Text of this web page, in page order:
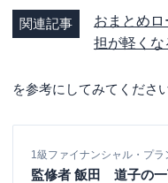
関連記事
おまとめ
担が軽くな
を参考にしてみてください
1級ファイナンシャル・プ
監修者 飯田 道子の一